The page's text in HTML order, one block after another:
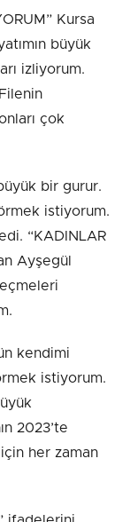
Kursa
büyük
izliyorum.
çok
bir gurur.
istiyorum.
“KADINLAR
Ayşegül
kendimi
istiyorum.
2023’te
her zaman